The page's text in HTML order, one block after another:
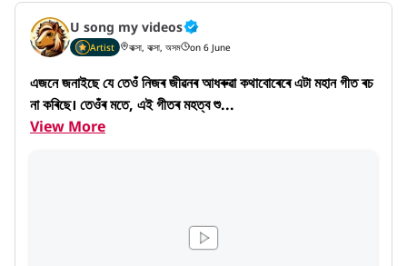
U song my videos
Artist বাক্সা, বাক্সা, অসম on 6 June
এজনে জনাইছে যে তেওঁ নিজৰ জীৱনৰ আধৰুৱা কথাবোৰেৰে এটা মহান গীত ৰচ
না কৰিছে। তেওঁৰ মতে, এই গীতৰ মহত্ব শু...
View More